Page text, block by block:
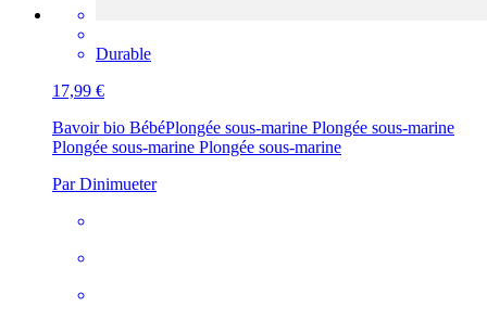
Durable
17,99 €
Bavoir bio BébéPlongée sous-marine Plongée sous-marine
Plongée sous-marine Plongée sous-marine
Par Dinimueter